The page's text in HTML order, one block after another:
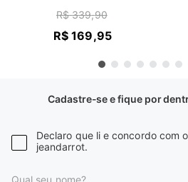
R$ 339,90
R$ 169,95
Cadastre-se e fique por
Declaro que li e concordo com
jeandarrot.